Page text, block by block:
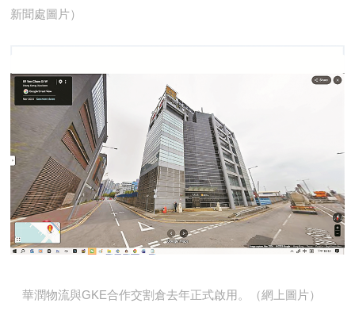
新聞處圖片）
華潤物流與GKE合作交割倉去年正式啟用。（網上圖片）